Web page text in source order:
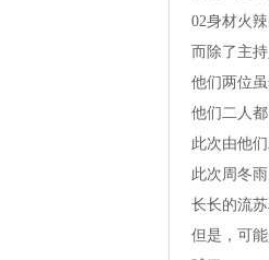
02身材火
而除了主
他们两位
他们二人都
此次由他
此次周冬
长长的流
但是，可